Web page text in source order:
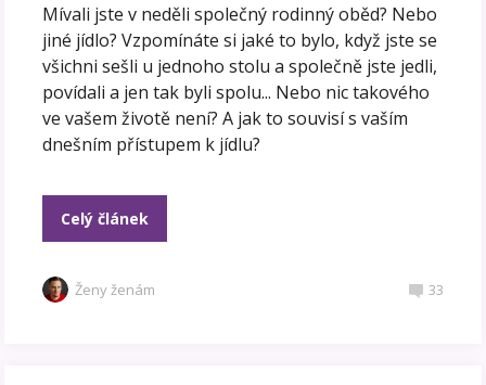
Mívali jste v neděli společný rodinný oběd? Nebo
jiné jídlo? Vzpomínáte si jaké to bylo, když jste se
všichni sešli u jednoho stolu a společně jste jedli,
povídali a jen tak byli spolu... Nebo nic takového
ve vašem životě není? A jak to souvisí s vaším
dnešním přístupem k jídlu?
Celý článek
Ženy ženám 33